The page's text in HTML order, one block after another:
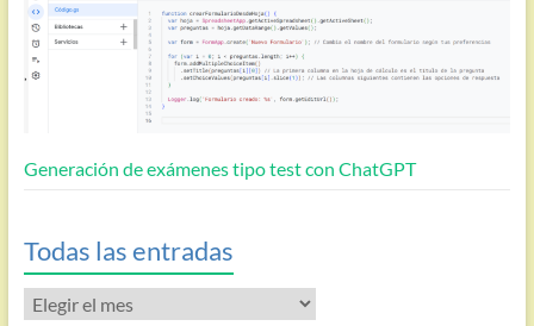
Generación de exámenes tipo test con ChatGPT
Todas las entradas
Todas